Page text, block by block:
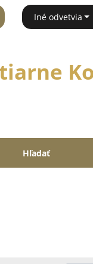
Iné odvetvia
Hľadať